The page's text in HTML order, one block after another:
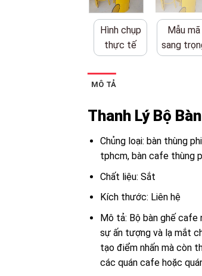
Hình chụp
thực tế
Mẫu mã
sang
MÔ TẢ
Thanh Lý Bộ
Chủng loại: bàn thùng
tphcm, bàn cafe thùng
Chất liệu: Sắt
Kích thước: Liên hệ
Mô tả: Bộ bàn ghế cafe
sự ấn tượng và lạ mắt
tạo điểm nhấn mà còn
các quán cafe hoặc